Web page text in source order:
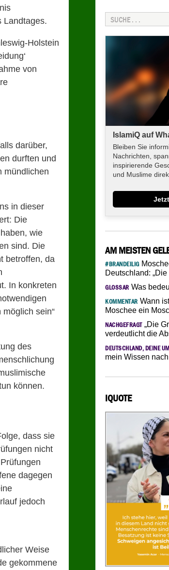
Landtages.
Holstein
von
darüber,
durften und
mündlichen
in dieser
Die
wie
sind. Die
betroffen, da
In konkreten
sein“
des
können.
dass sie
nicht
dagegen
jedoch
Weise
gekommene
IslamiQ auf
Bleiben Sie
Nachrichten,
inspirierende
und Muslime
AM MEISTEN
#BRANDEILIG
Deutschland:
GLOSSAR Was
KOMMENTAR Wann
Moschee ein
NACHGEFRAGT„Die
verdeutlicht die
DEUTSCHLAND, DEINE
mein Wissen
IQUOTE